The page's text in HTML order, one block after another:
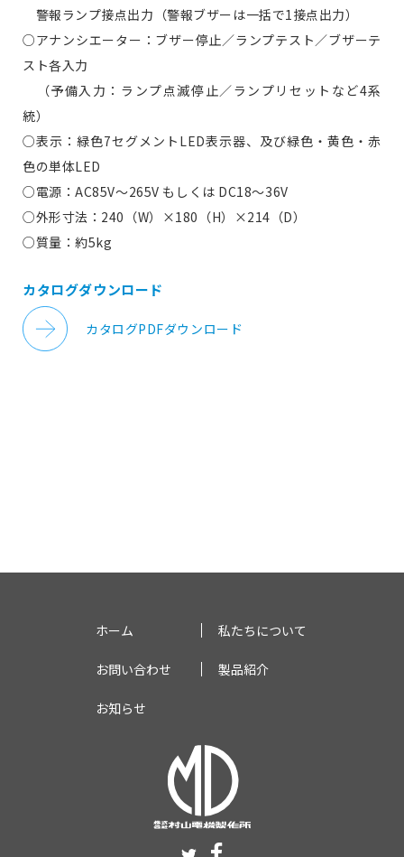
警報ランプ接点出力（警報ブザーは一括で1接点出力）
○アナンシエーター：ブザー停止／ランプテスト／ブザーテ
スト各入力
（予備入力：ランプ点滅停止／ランプリセットなど4系
統）
○表示：緑色7セグメントLED表示器、及び緑色・黄色・赤
色の単体LED
○電源：AC85V～265V もしくは DC18～36V
○外形寸法：240（W）×180（H）×214（D）
○質量：約5kg
カタログダウンロード
カタログPDFダウンロード
ホーム 私たちについて
お問い合わせ 製品紹介
お知らせ